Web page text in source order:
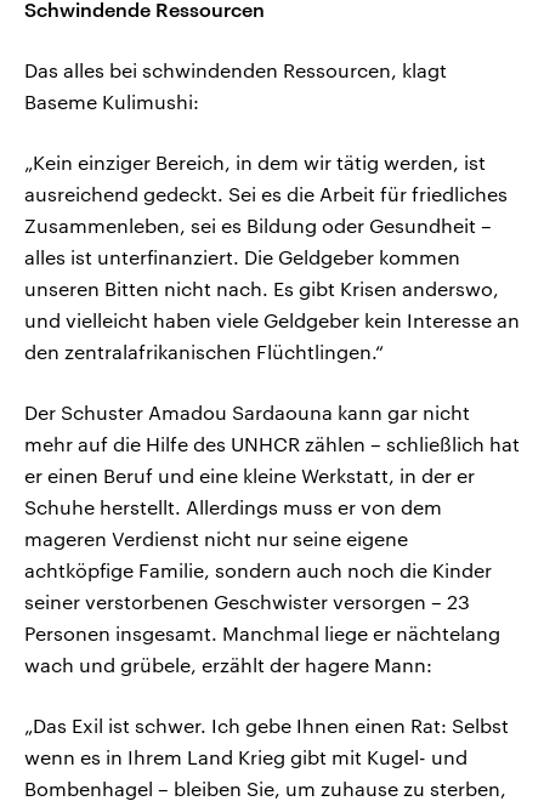
Schwindende Ressourcen
Das alles bei schwindenden Ressourcen, klagt
Baseme Kulimushi:
„Kein einziger Bereich, in dem wir tätig werden, ist
ausreichend gedeckt. Sei es die Arbeit für friedliches
Zusammenleben, sei es Bildung oder Gesundheit –
alles ist unterfinanziert. Die Geldgeber kommen
unseren Bitten nicht nach. Es gibt Krisen anderswo,
und vielleicht haben viele Geldgeber kein Interesse an
den zentralafrikanischen Flüchtlingen.“
Der Schuster Amadou Sardaouna kann gar nicht
mehr auf die Hilfe des UNHCR zählen – schließlich hat
er einen Beruf und eine kleine Werkstatt, in der er
Schuhe herstellt. Allerdings muss er von dem
mageren Verdienst nicht nur seine eigene
achtköpfige Familie, sondern auch noch die Kinder
seiner verstorbenen Geschwister versorgen – 23
Personen insgesamt. Manchmal liege er nächtelang
wach und grübele, erzählt der hagere Mann:
„Das Exil ist schwer. Ich gebe Ihnen einen Rat: Selbst
wenn es in Ihrem Land Krieg gibt mit Kugel- und
Bombenhagel – bleiben Sie, um zuhause zu sterben,